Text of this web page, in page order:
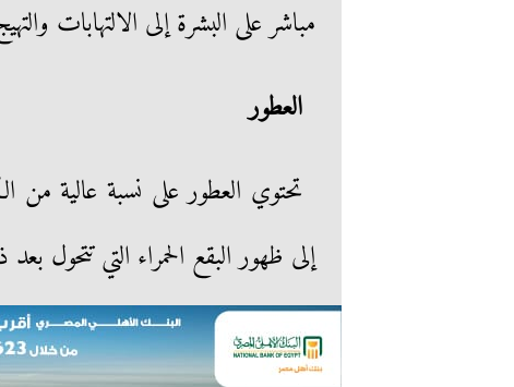
مباشر على البشرة إلى الالتهابات
العطور
تحتوي العطور على نسبة عالية
إلى ظهور البقع الحمراء التي تتحول